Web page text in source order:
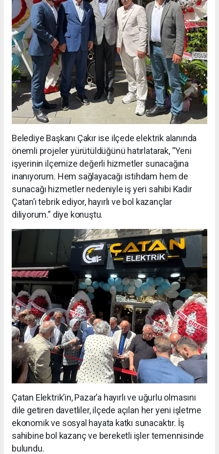
Belediye Başkanı Çakır ise ilçede elektrik alanında
önemli projeler yürütüldüğünü hatırlatarak, “Yeni
işyerinin ilçemize değerli hizmetler sunacağına
inanıyorum. Hem sağlayacağı istihdam hem de
sunacağı hizmetler nedeniyle iş yeri sahibi Kadir
Çatan’ı tebrik ediyor, hayırlı ve bol kazançlar
diliyorum.” diye konuştu.
Çatan Elektrik’in, Pazar’a hayırlı ve uğurlu olmasını
dile getiren davetliler, ilçede açılan her yeni işletme
ekonomik ve sosyal hayata katkı sunacaktır. İş
sahibine bol kazanç ve bereketli işler temennisinde
bulundu.